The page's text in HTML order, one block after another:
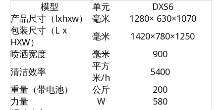
模型 单元
DXS6
产品尺寸（lxhxw）
毫米 1280× 630×1070
包装尺寸（L x
HXW）
毫米
1420×780×1250
喷洒宽度
毫米
900
清洁效率
平方
米/h
5400
重量（带电池）
公斤
200
力量
W
580